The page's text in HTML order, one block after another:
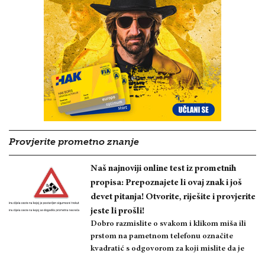
Provjerite prometno znanje
Naš najnoviji online test iz prometnih
propisa: Prepoznajete li ovaj znak i još
devet pitanja! Otvorite, riješite i provjerite
jeste li prošli!
Dobro razmislite o svakom i klikom miša ili
prstom na pametnom telefonu označite
kvadratić s odgovorom za koji mislite da je